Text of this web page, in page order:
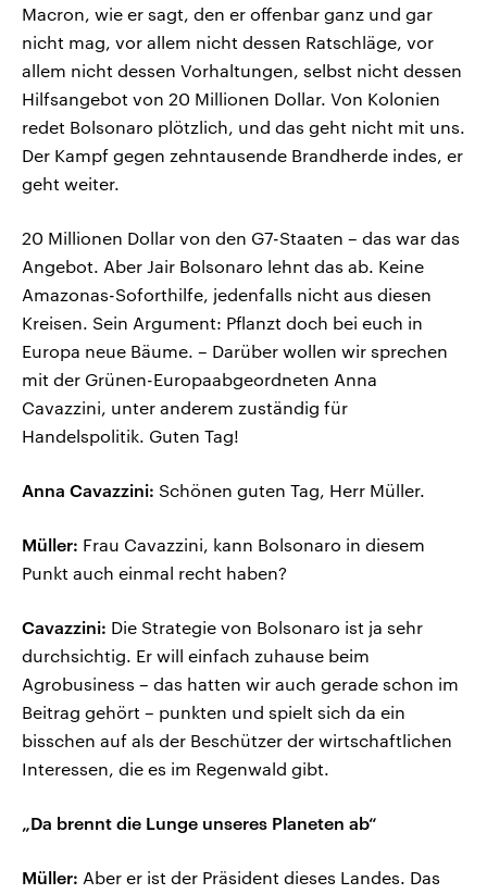
Macron, wie er sagt, den er offenbar ganz und gar
nicht mag, vor allem nicht dessen Ratschläge, vor
allem nicht dessen Vorhaltungen, selbst nicht dessen
Hilfsangebot von 20 Millionen Dollar. Von Kolonien
redet Bolsonaro plötzlich, und das geht nicht mit uns.
Der Kampf gegen zehntausende Brandherde indes, er
geht weiter.
20 Millionen Dollar von den G7-Staaten – das war das
Angebot. Aber Jair Bolsonaro lehnt das ab. Keine
Amazonas-Soforthilfe, jedenfalls nicht aus diesen
Kreisen. Sein Argument: Pflanzt doch bei euch in
Europa neue Bäume. – Darüber wollen wir sprechen
mit der Grünen-Europaabgeordneten Anna
Cavazzini, unter anderem zuständig für
Handelspolitik. Guten Tag!
Anna Cavazzini: Schönen guten Tag, Herr Müller.
Müller: Frau Cavazzini, kann Bolsonaro in diesem
Punkt auch einmal recht haben?
Cavazzini: Die Strategie von Bolsonaro ist ja sehr
durchsichtig. Er will einfach zuhause beim
Agrobusiness – das hatten wir auch gerade schon im
Beitrag gehört – punkten und spielt sich da ein
bisschen auf als der Beschützer der wirtschaftlichen
Interessen, die es im Regenwald gibt.
„Da brennt die Lunge unseres Planeten ab“
Müller: Aber er ist der Präsident dieses Landes. Das